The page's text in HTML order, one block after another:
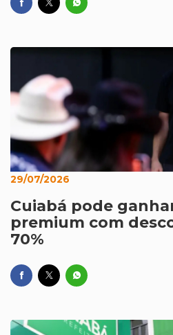
29/07/2026
Cuiabá pode
premium com
70%